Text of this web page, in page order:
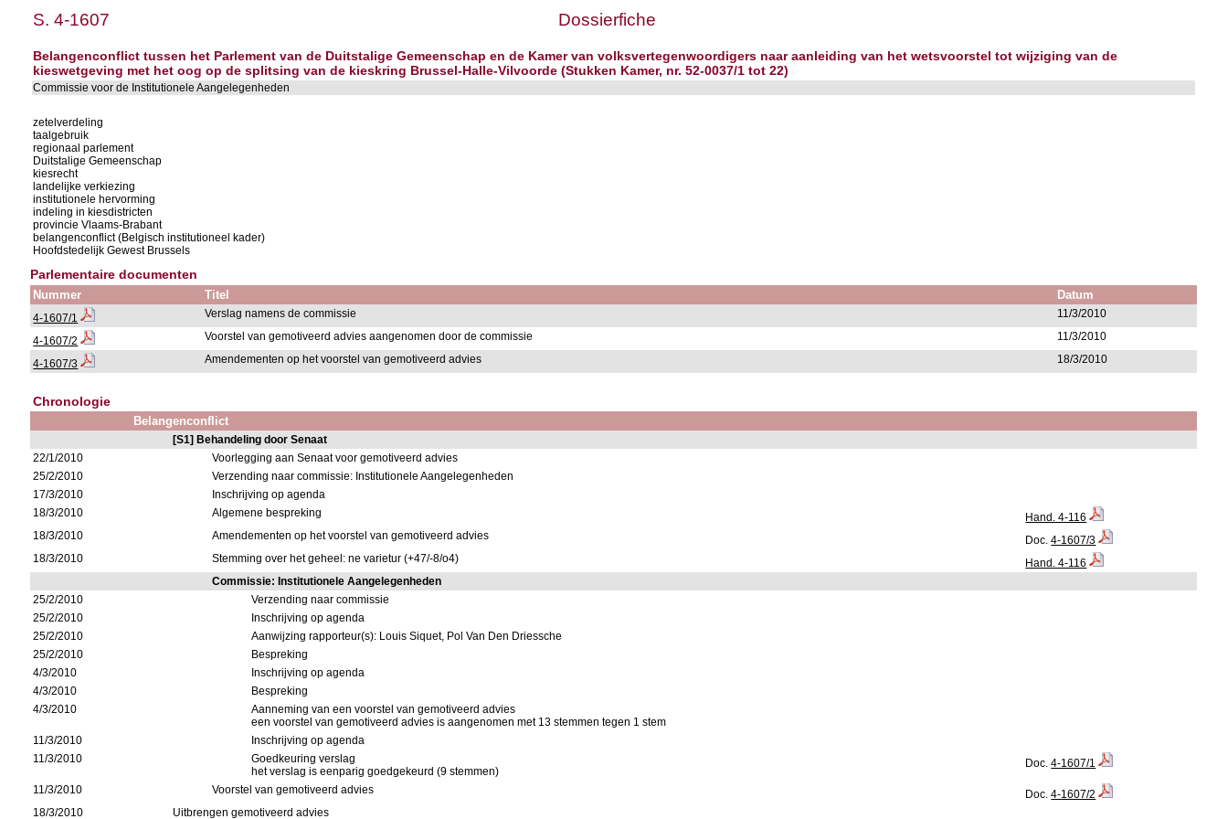
S. 4-1607 Dossierfiche
Belangenconflict tussen het Parlement van de Duitstalige Gemeenschap en de Kamer van volksvertegenwoordigers naar aanleiding van het wetsvoorstel tot wijziging van de
kieswetgeving met het oog op de splitsing van de kieskring Brussel-Halle-Vilvoorde (Stukken Kamer, nr. 52-0037/1 tot 22)
Commissie voor de Institutionele Aangelegenheden
zetelverdeling
taalgebruik
regionaal parlement
Duitstalige Gemeenschap
kiesrecht
landelijke verkiezing
institutionele hervorming
indeling in kiesdistricten
provincie Vlaams-Brabant
belangenconflict (Belgisch institutioneel kader)
Hoofdstedelijk Gewest Brussels
Parlementaire documenten
Nummer Titel Datum
4-1607/1 Verslag namens de commissie 11/3/2010
4-1607/2 Voorstel van gemotiveerd advies aangenomen door de commissie 11/3/2010
4-1607/3 Amendementen op het voorstel van gemotiveerd advies 18/3/2010
Chronologie
Belangenconflict
[S1] Behandeling door Senaat
22/1/2010
Voorlegging aan Senaat voor gemotiveerd advies
25/2/2010
Verzending naar commissie: Institutionele Aangelegenheden
17/3/2010
Inschrijving op agenda
18/3/2010
Algemene bespreking
Hand. 4-116
18/3/2010
Amendementen op het voorstel van gemotiveerd advies Doc.4-1607/3
18/3/2010
Stemming over het geheel: ne varietur (+47/-8/o4)
Hand. 4-116
Commissie: Institutionele Aangelegenheden
25/2/2010
Verzending naar commissie
25/2/2010
Inschrijving op agenda
25/2/2010
Aanwijzing rapporteur(s): Louis Siquet, Pol Van Den Driessche
25/2/2010
Bespreking
4/3/2010
Inschrijving op agenda
4/3/2010
Bespreking
4/3/2010
Aanneming van een voorstel van gemotiveerd advies
een voorstel van gemotiveerd advies is aangenomen met 13 stemmen tegen 1 stem
11/3/2010
Inschrijving op agenda
11/3/2010
Goedkeuring verslag
het verslag is eenparig goedgekeurd (9 stemmen)
Doc.4-1607/1
11/3/2010 Voorstel van gemotiveerd advies Doc.4-1607/2
18/3/2010
Uitbrengen gemotiveerd advies